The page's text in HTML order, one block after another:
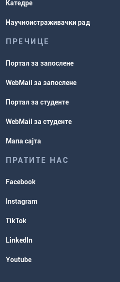
Катедре
Научноистраживачки рад
ПРЕЧИЦЕ
Портал за запослене
WebMail за запослене
Портал за студенте
WebMail за студенте
Мапа сајта
ПРАТИТЕ НАС
Facebook
Instagram
TikTok
LinkedIn
Youtube